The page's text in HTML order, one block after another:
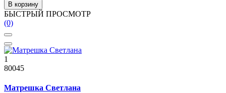
В корзину
БЫСТРЫЙ ПРОСМОТР
(0)
1
80045
Матрешка Светлана